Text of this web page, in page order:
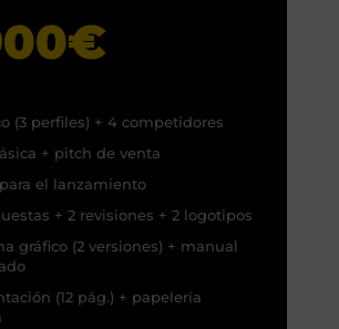
(3 perfiles) + 4 competidores
+ pitch de venta
el lanzamiento
+ 2 revisiones + 2 logotipos
gráfico (2 versiones) + manual
(12 pág.) + papelería